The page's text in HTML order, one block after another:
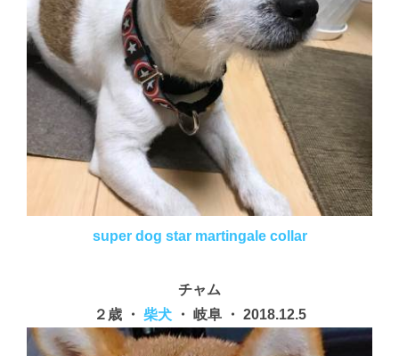
super dog star martingale collar
チャム
２歳 ・ 柴犬・ 岐阜 ・ 2018.12.5